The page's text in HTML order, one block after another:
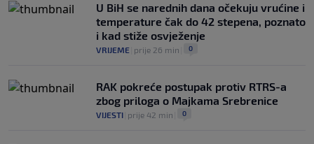
U BiH se narednih dana očekuju vrućine i
temperature čak do 42 stepena, poznato
i kad stiže osvježenje
VRIJEME prije 26 min 0
RAK pokreće postupak protiv RTRS-a
zbog priloga o Majkama Srebrenice
VIJESTI prije 42 min 0